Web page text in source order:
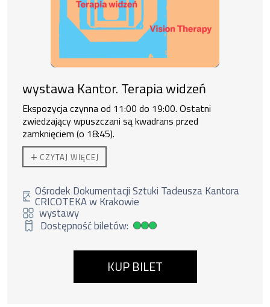
wystawa Kantor. Terapia widzeń
Ekspozycja czynna od 11:00 do 19:00. Ostatni
zwiedzający wpuszczani są kwadrans przed
zamknięciem (o 18:45).
Do zakupu biletu rodzinnego uprawnione są
dorosłe + 3 dzieci lub 1 os. dorosła + 4 dzieci.
+ CZYTAJ WIĘCEJ
Ośrodek Dokumentacji Sztuki Tadeusza Kantora
CRICOTEKA w Krakowie
wystawy
Dostępność biletów:
Duża dostępność biletów
KUP BILET